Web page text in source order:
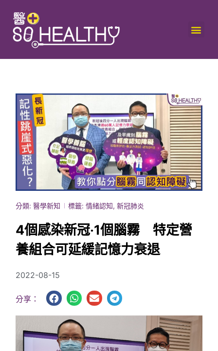
分類: 醫學新知 標籤: 情緒認知,新冠肺炎
4個感染新冠‧1個腦霧 特定營
養組合可延緩記憶力衰退
2022-08-15
分享：